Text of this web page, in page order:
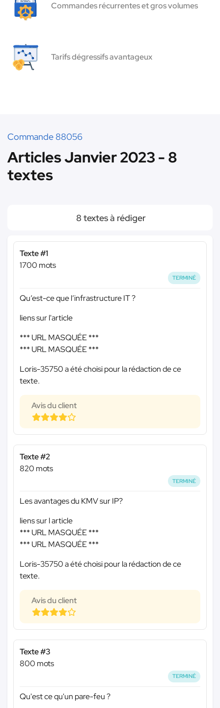
Commandes récurrentes et gros volumes
Tarifs dégressifs avantageux
Commande 88056
Articles Janvier 2023 - 8
textes
8 textes à rédiger
Texte #1
1700 mots
TERMINÉ
Qu’est-ce que l’infrastructure IT ?
liens sur l'article
*** URL MASQUÉE ***
*** URL MASQUÉE ***
Loris-35750 a été choisi pour la rédaction de ce
texte.
Avis du client
Texte #2
820 mots
TERMINÉ
Les avantages du KMV sur IP?
liens sur l article
*** URL MASQUÉE ***
*** URL MASQUÉE ***
Loris-35750 a été choisi pour la rédaction de ce
texte.
Avis du client
Texte #3
800 mots
TERMINÉ
Qu'est ce qu'un pare-feu ?